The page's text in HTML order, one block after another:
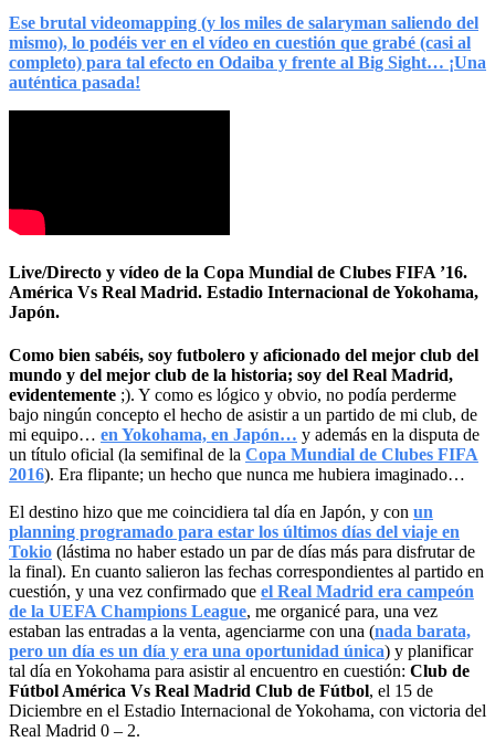
Ese brutal videomapping (y los miles de salaryman saliendo del
mismo), lo podéis ver en el vídeo en cuestión que grabé (casi al
completo) para tal efecto en Odaiba y frente al Big Sight… ¡Una
auténtica pasada!
Live/Directo y vídeo de la Copa Mundial de Clubes FIFA ’16.
América Vs Real Madrid. Estadio Internacional de Yokohama,
Japón.
Como bien sabéis, soy futbolero y aficionado del mejor club del
mundo y del mejor club de la historia; soy del Real Madrid,
evidentemente ;). Y como es lógico y obvio, no podía perderme
bajo ningún concepto el hecho de asistir a un partido de mi club, de
mi equipo… en Yokohama, en Japón… y además en la disputa de
un título oficial (la semifinal de la Copa Mundial de Clubes FIFA
2016). Era flipante; un hecho que nunca me hubiera imaginado…
El destino hizo que me coincidiera tal día en Japón, y con un
planning programado para estar los últimos días del viaje en
Tokio (lástima no haber estado un par de días más para disfrutar de
la final). En cuanto salieron las fechas correspondientes al partido en
cuestión, y una vez confirmado que el Real Madrid era campeón
de la UEFA Champions League, me organicé para, una vez
estaban las entradas a la venta, agenciarme con una (nada barata,
pero un día es un día y era una oportunidad única) y planificar
tal día en Yokohama para asistir al encuentro en cuestión: Club de
Fútbol América Vs Real Madrid Club de Fútbol, el 15 de
Diciembre en el Estadio Internacional de Yokohama, con victoria del
Real Madrid 0 – 2.